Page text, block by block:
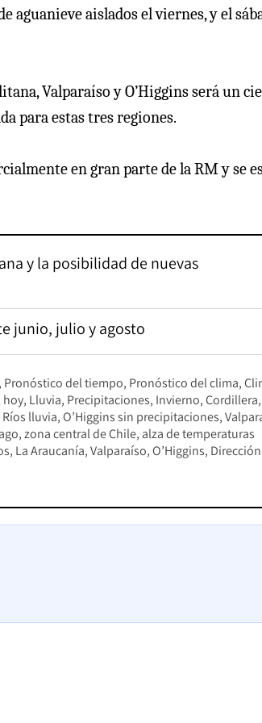
aguanieve aislados el viernes, y el
Valparaíso y O’Higgins será un
para estas tres regiones.
en gran parte de la RM y se
y la posibilidad de nuevas
junio, julio y agosto
Pronóstico del tiempo Pronóstico del clima
hoy Lluvia Precipitaciones Invierno Cordillera
Ríos lluvia O’Higgins sin precipitaciones
zona central de Chile alza de temperaturas
La Araucanía Valparaíso O’Higgins Dirección